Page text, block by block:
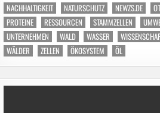
NACHHALTIGKEIT
NATURSCHUTZ NEWZS.DE
PROTEINE
RESSOURCEN STAMMZELLEN
UNTERNEHMEN
WALD WASSER
WÄLDER
ZELLEN ÖKOSYSTEM ÖL